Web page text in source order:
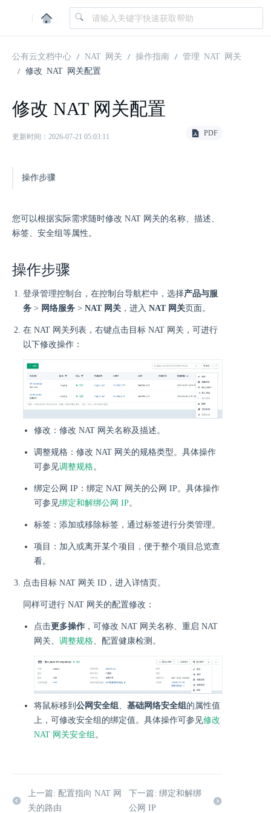
|
公有云文档中心 NAT 网关 操作指南
管理 NAT 网关
修改 NAT 网关配置
修改 NAT 网关配置
更新时间：2026-07-21 05:03:11 PDF
操作步骤
您可以根据实际需求随时修改 NAT 网关的名称、描述、
标签、安全组等属性。
操作步骤
登录管理控制台，在控制台导航栏中，选择产品与服
务 > 网络服务 > NAT 网关 ，进入 NAT 网关页面。
在 NAT 网关列表，右键点击目标 NAT 网关，可进行
以下修改操作：
修改：修改 NAT 网关名称及描述。
调整规格：修改 NAT 网关的规格类型。具体操作
可参见调整规格。
绑定公网 IP：绑定 NAT 网关的公网 IP。具体操作
可参见绑定和解绑公网 IP。
标签：添加或移除标签，通过标签进行分类管理。
项目：加入或离开某个项目，便于整个项目总览查
看。
点击目标 NAT 网关 ID，进入详情页。
同样可进行 NAT 网关的配置修改：
点击更多操作 ，可修改 NAT 网关名称、重启 NAT
网关、 调整规格、配置健康检测。
将鼠标移到 公网安全组 基础网络安全组 的属性值
上，可修改安全组的绑定值。具体操作可参见修改
NAT 网关安全组 。
上一篇: 配置指向 NAT 网
关的路由
下一篇: 绑定和解绑
公网 IP